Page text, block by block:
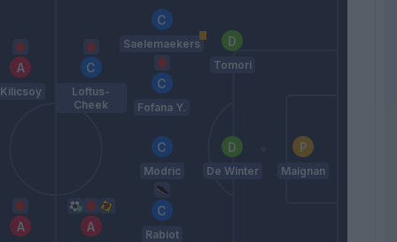
Kilicsoy
Loftus-
Cheek
Rabiot
Modric
Fofana Y.
Saelemaekers
De Winter
Tomori
Maignan